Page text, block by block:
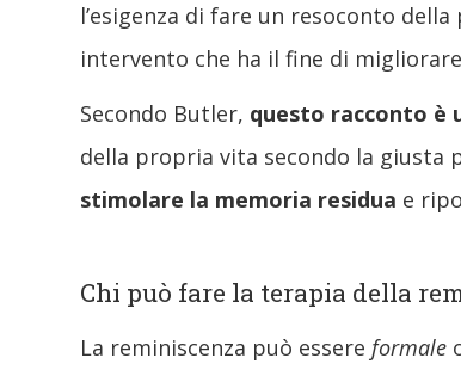
l’esigenza di fare un resoconto
intervento che ha il fine di
Secondo Butler, questo racconto è
della propria vita secondo la giusta
stimolare la memoria residua e
Chi può fare la terapia della
La reminiscenza può essereformale